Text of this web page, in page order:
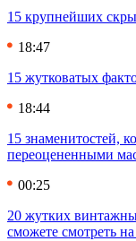
15 крупнейших
18:47
15 жутковатых
18:44
15 знаменитостей,
переоцененными
00:25
20 жутких
сможете смотреть